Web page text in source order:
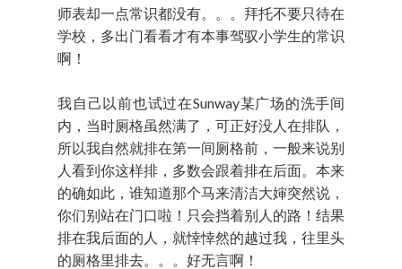
师表却一点常识都没有。。。拜托不要只待在
学校，多出门看看才有本事驾驭小学生的常识
啊！
我自己以前也试过在Sunway某广场的洗手间
内，当时厕格虽然满了，可正好没人在排队，
所以我自然就排在第一间厕格前，一般来说别
人看到你这样排，多数会跟着排在后面。本来
的确如此，谁知道那个马来清洁大婶突然说，
你们别站在门口啦！只会挡着别人的路！结果
排在我后面的人，就悻悻然的越过我，往里头
的厕格里排去。。。好无言啊！